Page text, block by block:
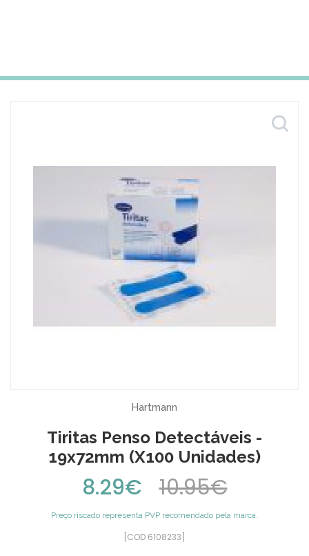
Hartmann
Tiritas Penso Detectáveis -
19x72mm (x100 Unidades)
8.29€ 10.95€
Preço riscado representa PVP recomendado pela marca.
[COD 6108233]